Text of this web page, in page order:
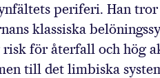
periferi. Han
klassiska
risk för återfall och hög
till det limbiska